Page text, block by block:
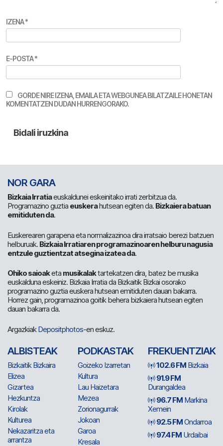
IZENA*
E-POSTA*
GORDE NIRE IZENA, EMAILA ETA WEBGUNEA BILATZAILE HONETAN
KOMENTATZEN DUDAN HURRENGORAKO.
NOR GARA
Bizkaia Irratiaeuskaldunei eskeinitako irrati zerbitzua da.
Programazino guztia euskerahutsean egiten da. Bizkaiera batuan
emitiduten da.
Euskerearen garapena eta normalizazinoa dira irratsaio berezi batzuen
helburuak. Bizkaia Irratiaren programazinoaren helburu nagusia
entzule guztientzat atsegina izatea da.
Ohiko saioaketa musikalaktartekatzen dira, batez be musika
euskalduna eskeiniz. Bizkaia Irratia da Bizkaitik Bizkai osorako
programazino guztia euskera hutsean emitiduten dauan bakarra.
Horrez gain, programazinoa goitik behera bizkaiera hutsean egiten
dauan bakarra da.
ArgazkiakDepositphotos-en eskuz.
ALBISTEAK
Bizkaitik Bizkaira
Elizea
Gizartea
Hezkuntza
Kirolak
Kulturea
Nekazaritza eta
arrantza
PODKASTAK
Goizeko Izarretan
Kultura
Lau Haizetara
Mezea
Zorionagurrak
Jokoan
Garoa
Kresala
FREKUENTZIAK
102.6 FM Bizkaia
91.9 FM
Durangaldea
96.7 FM Markina
Xemein
92.5 FMOndarroa
97.4 FM Urdaibai